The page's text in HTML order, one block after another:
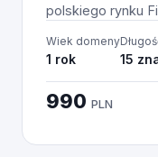
polskiego rynku
Wiek domeny
1 rok 15
990 PLN